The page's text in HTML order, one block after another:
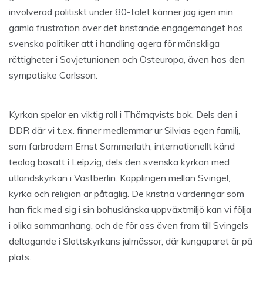
involverad politiskt under 80-talet känner jag igen min
gamla frustration över det bristande engagemanget hos
svenska politiker att i handling agera för mänskliga
rättigheter i Sovjetunionen och Östeuropa, även hos den
sympatiske Carlsson.
Kyrkan spelar en viktig roll i Thörnqvists bok. Dels den i
DDR där vi t.ex. finner medlemmar ur Silvias egen familj,
som farbrodern Ernst Sommerlath, internationellt känd
teolog bosatt i Leipzig, dels den svenska kyrkan med
utlandskyrkan i Västberlin. Kopplingen mellan Svingel,
kyrka och religion är påtaglig. De kristna värderingar som
han fick med sig i sin bohuslänska uppväxtmiljö kan vi följa
i olika sammanhang, och de för oss även fram till Svingels
deltagande i Slottskyrkans julmässor, där kungaparet är på
plats.